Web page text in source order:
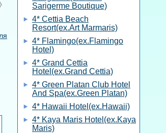
Sarigerme Boutique)
4* Cettia Beach
Resort(ex.Art Marmaris)
4* Flamingo(ex.Flamingo
Hotel)
4* Grand Cettia
Hotel(ex.Grand Cettia)
4* Green Platan Club Hotel
And Spa(ex.Green Platan)
4* Hawaii Hotel(ex.Hawaii)
4* Kaya Maris Hotel(ex.Kaya
Maris)